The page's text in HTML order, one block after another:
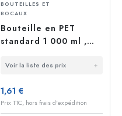
BOUTEILLES ET
BOCAUX
Bouteille en PET
standard 1 000 ml ,
38 mm
Voir la liste des prix
1,61 €
Prix TTC, hors frais d'expédition